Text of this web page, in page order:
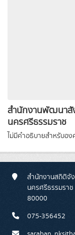
สำนักงานพัฒนาสั
นครศรีธรรมราช
ไม่มีคำอธิบายสำหรับอ
สำนักงานสถิติจั
นครศรีธรรมรา
80000
075-356452